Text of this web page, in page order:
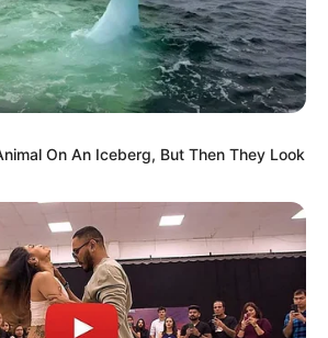
AGUA
LOCALIDAD DE USAQUÉN
DESAPARECIDOS
LOCALIDAD DE ENGATIVÁ
OCCIDENTE
SUBAOn An Iceberg, But Then They Look